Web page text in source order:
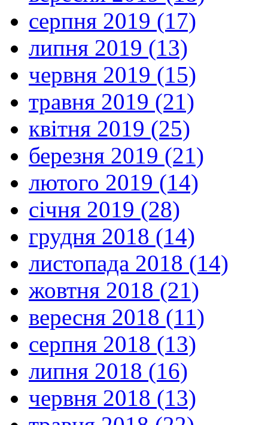
серпня 2019 (17)
липня 2019 (13)
червня 2019 (15)
травня 2019 (21)
квітня 2019 (25)
березня 2019 (21)
лютого 2019 (14)
січня 2019 (28)
грудня 2018 (14)
листопада 2018 (14)
жовтня 2018 (21)
вересня 2018 (11)
серпня 2018 (13)
липня 2018 (16)
червня 2018 (13)